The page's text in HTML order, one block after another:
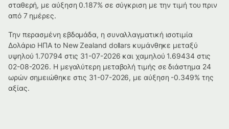
σταθερή, με αύξηση 0.187% σε σύγκριση με την τιμή του πριν
από 7 ημέρες.
Την περασμένη εβδομάδα, η συναλλαγματική ισοτιμία
Δολάριο ΗΠΑ to New Zealand dollars κυμάνθηκε μεταξύ
υψηλού 1.70794 στις 31-07-2026 και χαμηλού 1.69434 στις
02-08-2026. Η μεγαλύτερη μεταβολή τιμής σε διάστημα 24
ωρών σημειώθηκε στις 31-07-2026, με αύξηση -0.349% της
αξίας.